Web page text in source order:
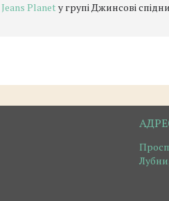
Jeans Planetу групі Джинсові